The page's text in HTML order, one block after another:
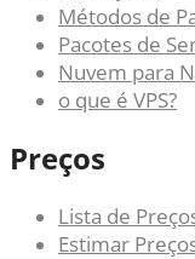
Métodos de
Pacotes de
Nuvem para
o que é VPS?
Preços
Lista de
Estimar